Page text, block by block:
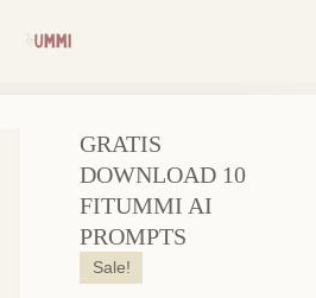
GRATIS
DOWNLOAD 10
FITUMMI AI
PROMPTS
Sale!